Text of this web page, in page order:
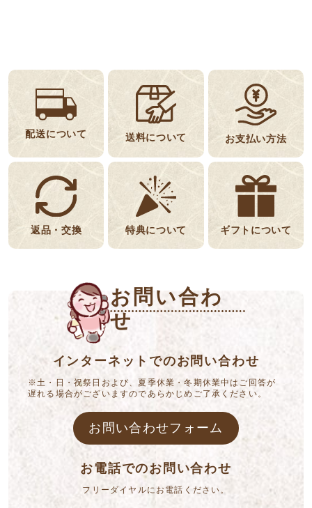
配送について 送料について お支払い方法
返品・交換 特典について ギフトについて
お問い合わ
せ
インターネットでのお問い合わせ
※土・日・祝祭日および、夏季休業・冬期休業中はご回答が
遅れる場合がございますのであらかじめご了承ください。
お問い合わせフォーム
お電話でのお問い合わせ
フリーダイヤルにお電話ください。